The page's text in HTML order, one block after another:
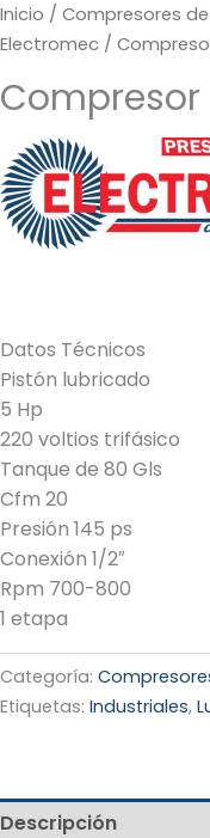
Inicio / Compresores
Electromec /
Compresor
Datos Técnicos
Pistón lubricado
5 Hp
220 voltios trifásico
Tanque de 80 Gls
Cfm 20
Presión 145 ps
Conexión 1/2″
Rpm 700-800
1 etapa
Categoría:
Etiquetas: Industriales,
Descripción